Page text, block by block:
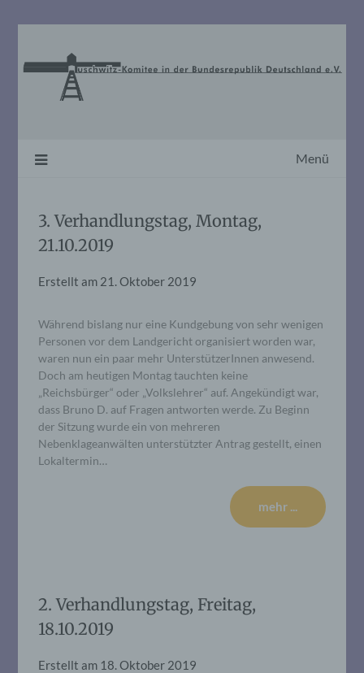
Menü
3. Verhandlungstag, Montag,
21.10.2019
Erstellt am 21. Oktober 2019
Während bislang nur eine Kundgebung von sehr wenigen
Personen vor dem Landgericht organisiert worden war,
waren nun ein paar mehr UnterstützerInnen anwesend.
Doch am heutigen Montag tauchten keine
„Reichsbürger“ oder „Volkslehrer“ auf. Angekündigt war,
dass Bruno D. auf Fragen antworten werde. Zu Beginn
der Sitzung wurde ein von mehreren
Nebenklageanwälten unterstützter Antrag gestellt, einen
Lokaltermin…
mehr ...
2. Verhandlungstag, Freitag,
18.10.2019
Erstellt am 18. Oktober 2019